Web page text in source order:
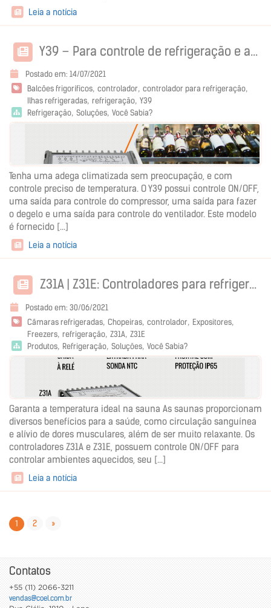
Leia a notícia
Y39 – Para controle de refrigeração e aquecimento
Postado em: 14/07/2021
Balcões frigoríficos controlador controlador para refrigeração
Ilhas refrigeradas refrigeração Y39
Refrigeração Soluções Você Sabia?
Tenha uma adega climatizada sem preocupação, e com
controle preciso de temperatura. O Y39 possui controle ON/OFF,
uma saída para controle do compressor, uma saída para fazer
o degelo e uma saída para controle do ventilador. Este modelo
é fornecido [...]
Leia a notícia
Z31A | Z31E: Controladores para refrigeração
Postado em: 30/06/2021
Câmaras refrigeradas Chopeiras controlador Expositores
Freezers refrigeração Z31A Z31E
Produtos Refrigeração Soluções Você Sabia?
Garanta a temperatura ideal na sauna As saunas proporcionam
diversos benefícios para a saúde, como circulação sanguínea
e alívio de dores musculares, além de ser muito relaxante. Os
controladores Z31A e Z31E, possuem controle ON/OFF para
controlar ambientes aquecidos, seu [...]
Leia a notícia
2 »
Contatos
+55 (11) 2066-3211
vendas@coel.com.br